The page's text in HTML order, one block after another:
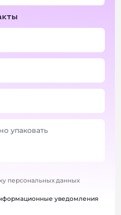
персональных данных
уведомления